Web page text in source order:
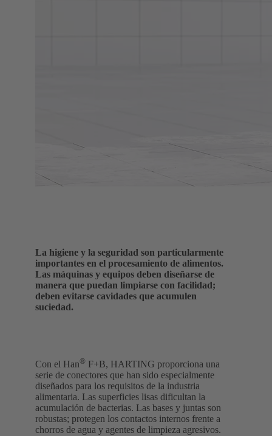
La higiene y la seguridad son particularmente
importantes en el procesamiento de alimentos.
Las máquinas y equipos deben diseñarse de
manera que puedan limpiarse con facilidad;
deben evitarse cavidades que acumulen
suciedad.
Con el Han® F+B, HARTING proporciona una
serie de conectores que han sido especialmente
diseñados para los requisitos de la industria
alimentaria. Las superficies lisas dificultan la
acumulación de bacterias. Las bases y juntas son
robustas; protegen los contactos internos frente a
chorros de agua y agentes de limpieza agresivos.